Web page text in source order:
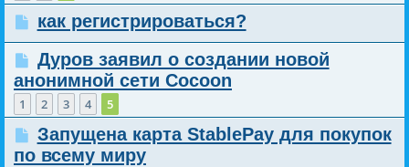
как регистрироваться?
Дуров заявил о создании новой
анонимной сети Cocoon
1 2 3 4 5
Запущена карта StablePay для покупок
по всему миру